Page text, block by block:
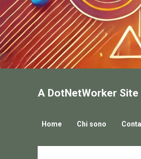
A DotNetWorker
Home Chi sono